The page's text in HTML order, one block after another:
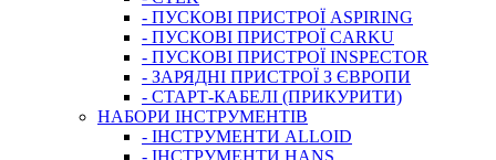
- ПУСКОВІ ПРИСТРОЇ ASPIRING
- ПУСКОВІ ПРИСТРОЇ CARKU
- ПУСКОВІ ПРИСТРОЇ INSPECTOR
- ЗАРЯДНІ ПРИСТРОЇ З ЄВРОПИ
- СТАРТ-КАБЕЛІ (ПРИКУРИТИ)
НАБОРИ ІНСТРУМЕНТІВ
- ІНСТРУМЕНТИ ALLOID
- ІНСТРУМЕНТИ HANS